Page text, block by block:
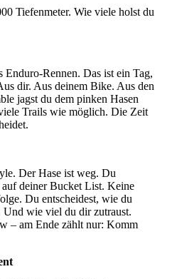
Tiefenmeter. Wie viele holst du
Enduro-Rennen. Das ist ein Tag,
dir. Aus deinem Bike. Aus den
jagst du dem pinken Hasen
Trails wie möglich. Die Zeit
Der Hase ist weg. Du
deiner Bucket List. Keine
Du entscheidest, wie du
wie viel du dir zutraust.
– am Ende zählt nur: Komm